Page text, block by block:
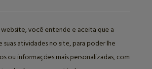
você entende e aceita que a
suas atividades no site, para poder lhe
ou informações mais personalizadas, com